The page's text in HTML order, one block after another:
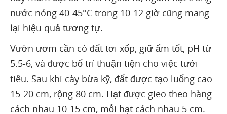
nước nóng 40-45°C trong 10-12 giờ cũng mang
lại hiệu quả tương tự.
Vườn ươm cần có đất tơi xốp, giữ ẩm tốt, pH từ
5.5-6, và được bố trí thuận tiện cho việc tưới
tiêu. Sau khi cày bừa kỹ, đất được tạo luống cao
15-20 cm, rộng 80 cm. Hạt được gieo theo hàng
cách nhau 10-15 cm, mỗi hạt cách nhau 5 cm.